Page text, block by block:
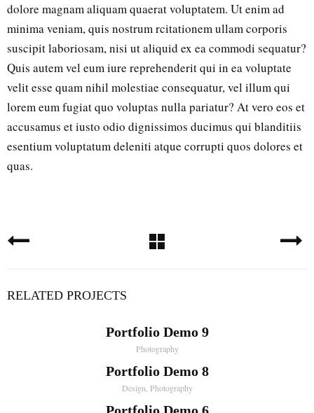
dolore magnam aliquam quaerat voluptatem. Ut enim ad
minima veniam, quis nostrum rcitationem ullam corporis
suscipit laboriosam, nisi ut aliquid ex ea commodi sequatur?
Quis autem vel eum iure reprehenderit qui in ea voluptate
velit esse quam nihil molestiae consequatur, vel illum qui
lorem eum fugiat quo voluptas nulla pariatur? At vero eos et
accusamus et iusto odio dignissimos ducimus qui blanditiis
esentium voluptatum deleniti atque corrupti quos dolores et
quas.
RELATED PROJECTS
Portfolio Demo 9
Photography
Portfolio Demo 8
Design, Photography